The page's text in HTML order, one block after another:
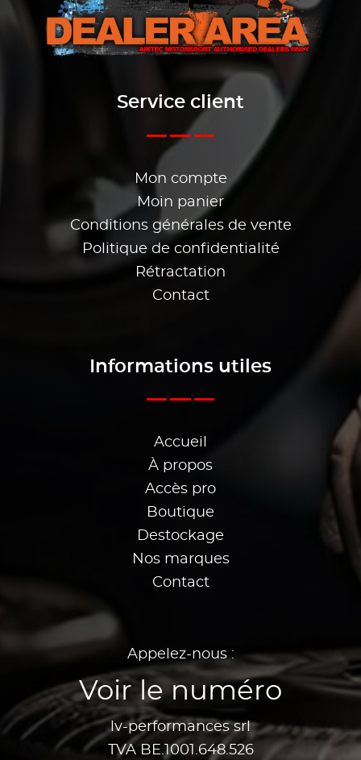
Service client
Mon compte
Moin panier
Conditions générales de vente
Politique de confidentialité
Rétractation
Contact
Informations utiles
Accueil
À propos
Accès pro
Boutique
Destockage
Nos marques
Contact
Appelez-nous :
Voir le numéro
lv-performances srl
TVA BE.1001.648.526